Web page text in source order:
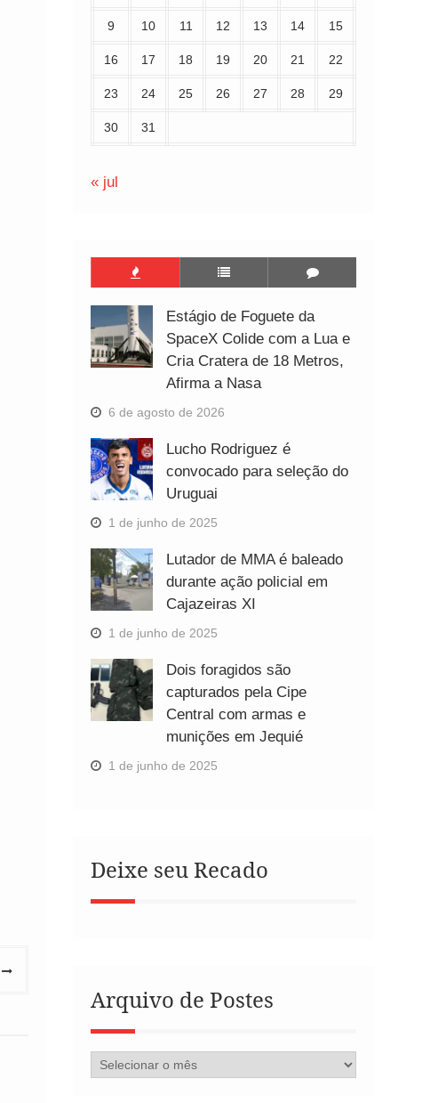
9 10 11 12 13 14 15
16 17 18 19 20 21 22
23 24 25 26 27 28 29
30 31
« jul
Estágio de Foguete da
SpaceX Colide com a Lua e
Cria Cratera de 18 Metros,
Afirma a Nasa
6 de agosto de 2026
Lucho Rodriguez é
convocado para seleção do
Uruguai
1 de junho de 2025
Lutador de MMA é baleado
durante ação policial em
Cajazeiras XI
1 de junho de 2025
Dois foragidos são
capturados pela Cipe
Central com armas e
munições em Jequié
1 de junho de 2025
Deixe seu Recado
Arquivo de Postes
Arquivo